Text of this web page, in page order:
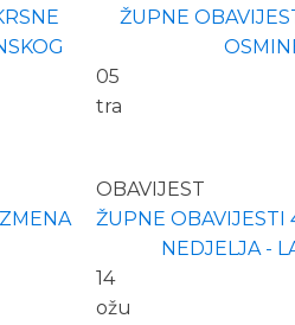
ŽUPNE
05
tra
OBAVIJEST
ŽUPNE OBAVIJESTI
NEDJELJA -
14
ožu